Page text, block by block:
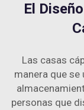
El
Las casas
manera que
personas que